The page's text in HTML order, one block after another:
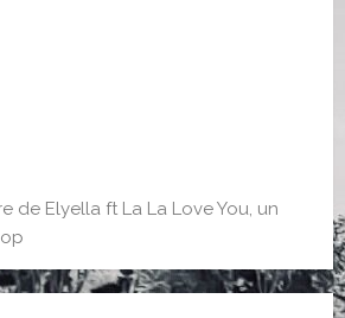
de Elyella ft La La Love You, un